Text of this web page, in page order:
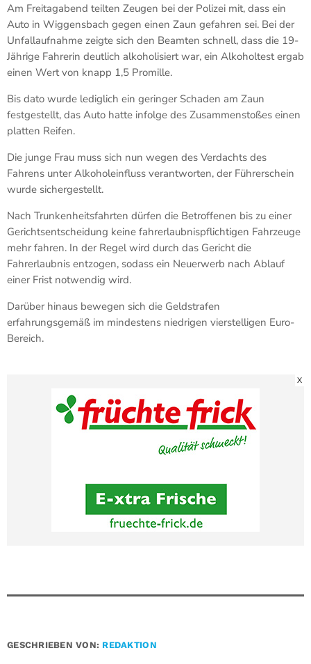
Am Freitagabend teilten Zeugen bei der Polizei mit, dass ein
Auto in Wiggensbach gegen einen Zaun gefahren sei. Bei der
Unfallaufnahme zeigte sich den Beamten schnell, dass die 19-
Jährige Fahrerin deutlich alkoholisiert war, ein Alkoholtest ergab
einen Wert von knapp 1,5 Promille.
Bis dato wurde lediglich ein geringer Schaden am Zaun
festgestellt, das Auto hatte infolge des Zusammenstoßes einen
platten Reifen.
Die junge Frau muss sich nun wegen des Verdachts des
Fahrens unter Alkoholeinfluss verantworten, der Führerschein
wurde sichergestellt.
Nach Trunkenheitsfahrten dürfen die Betroffenen bis zu einer
Gerichtsentscheidung keine fahrerlaubnispflichtigen Fahrzeuge
mehr fahren. In der Regel wird durch das Gericht die
Fahrerlaubnis entzogen, sodass ein Neuerwerb nach Ablauf
einer Frist notwendig wird.
Darüber hinaus bewegen sich die Geldstrafen
erfahrungsgemäß im mindestens niedrigen vierstelligen Euro-
Bereich.
X
GESCHRIEBEN VON: REDAKTION